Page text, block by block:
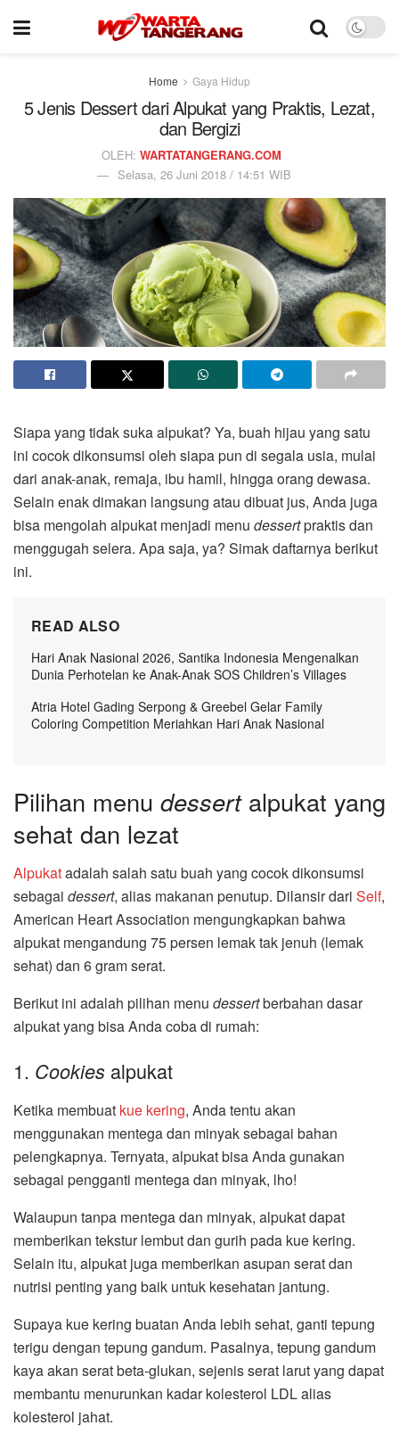
Home Gaya Hidup
5 Jenis Dessert dari Alpukat yang Praktis, Lezat,
dan Bergizi
OLEH: WARTATANGERANG.COM
Selasa, 26 Juni 2018 / 14:51 WIB
Siapa yang tidak suka alpukat? Ya, buah hijau yang satu
ini cocok dikonsumsi oleh siapa pun di segala usia, mulai
dari anak-anak, remaja, ibu hamil, hingga orang dewasa.
Selain enak dimakan langsung atau dibuat jus, Anda juga
bisa mengolah alpukat menjadi menu dessertpraktis dan
menggugah selera. Apa saja, ya? Simak daftarnya berikut
ini.
READ ALSO
Hari Anak Nasional 2026, Santika Indonesia Mengenalkan
Dunia Perhotelan ke Anak-Anak SOS Children’s Villages
Atria Hotel Gading Serpong & Greebel Gelar Family
Coloring Competition Meriahkan Hari Anak Nasional
Pilihan menu dessertalpukat yang
sehat dan lezat
Alpukatadalah salah satu buah yang cocok dikonsumsi
sebagai dessert, alias makanan penutup. Dilansir dari Self,
American Heart Association mengungkapkan bahwa
alpukat mengandung 75 persen lemak tak jenuh (lemak
sehat) dan 6 gram serat.
Berikut ini adalah pilihan menu dessertberbahan dasar
alpukat yang bisa Anda coba di rumah:
1. Cookies alpukat
Ketika membuat kue kering, Anda tentu akan
menggunakan mentega dan minyak sebagai bahan
pelengkapnya. Ternyata, alpukat bisa Anda gunakan
sebagai pengganti mentega dan minyak, lho!
Walaupun tanpa mentega dan minyak, alpukat dapat
memberikan tekstur lembut dan gurih pada kue kering.
Selain itu, alpukat juga memberikan asupan serat dan
nutrisi penting yang baik untuk kesehatan jantung.
Supaya kue kering buatan Anda lebih sehat, ganti tepung
terigu dengan tepung gandum. Pasalnya, tepung gandum
kaya akan serat beta-glukan, sejenis serat larut yang dapat
membantu menurunkan kadar kolesterol LDL alias
kolesterol jahat.